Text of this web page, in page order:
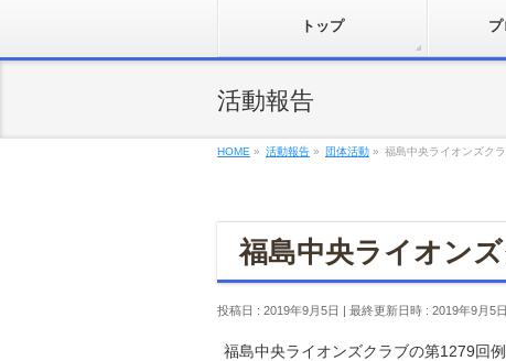
トップ
活動報告
HOME » 活動報告 » 団体活動 » 福島中央ライオンズク
福島中央ライオン
投稿日 : 2019年9月5日 最終更新日時 : 2019年9月5日
福島中央ライオンズクラブの第1279回例